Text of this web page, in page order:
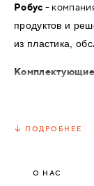
ДОМ"
Робус -
продуктов и
из пластика,
виниловых и
ПОДРОБНЕЕ
О НАС